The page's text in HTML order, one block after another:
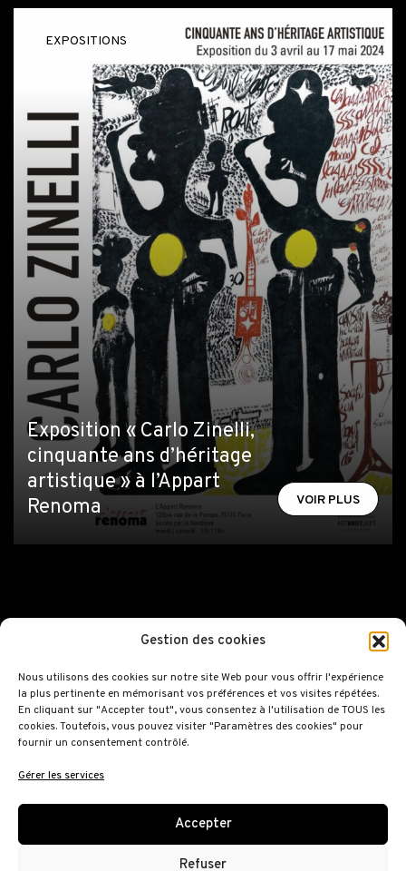
Gestion des cookies
Nous utilisons des cookies sur notre site Web pour vous offrir l'expérience
la plus pertinente en mémorisant vos préférences et vos visites répétées.
En cliquant sur "Accepter tout", vous consentez à l'utilisation de TOUS les
cookies. Toutefois, vous pouvez visiter "Paramètres des cookies" pour
fournir un consentement contrôlé.
Gérer les services
Accepter
Refuser
EXPOSITIONS
Exposition « Carlo Zinelli,
cinquante ans d’héritage
artistique » à l’Appart
Renoma
VOIR PLUS
129 bis Rue de la Pompe
75116 Paris
Renoma Gallery
Mentions légales